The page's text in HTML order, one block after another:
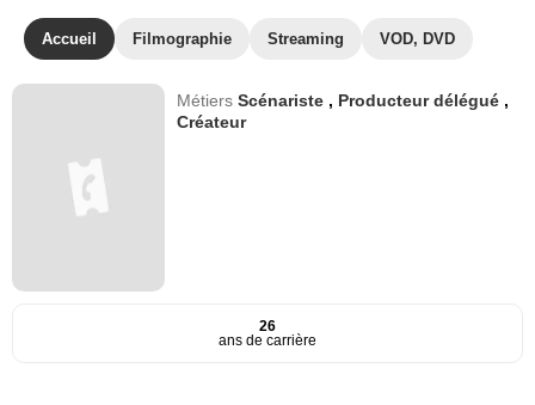
Accueil Filmographie Streaming VOD, DVD
MétiersScénariste , Producteur délégué ,
Créateur
26
ans de carrière